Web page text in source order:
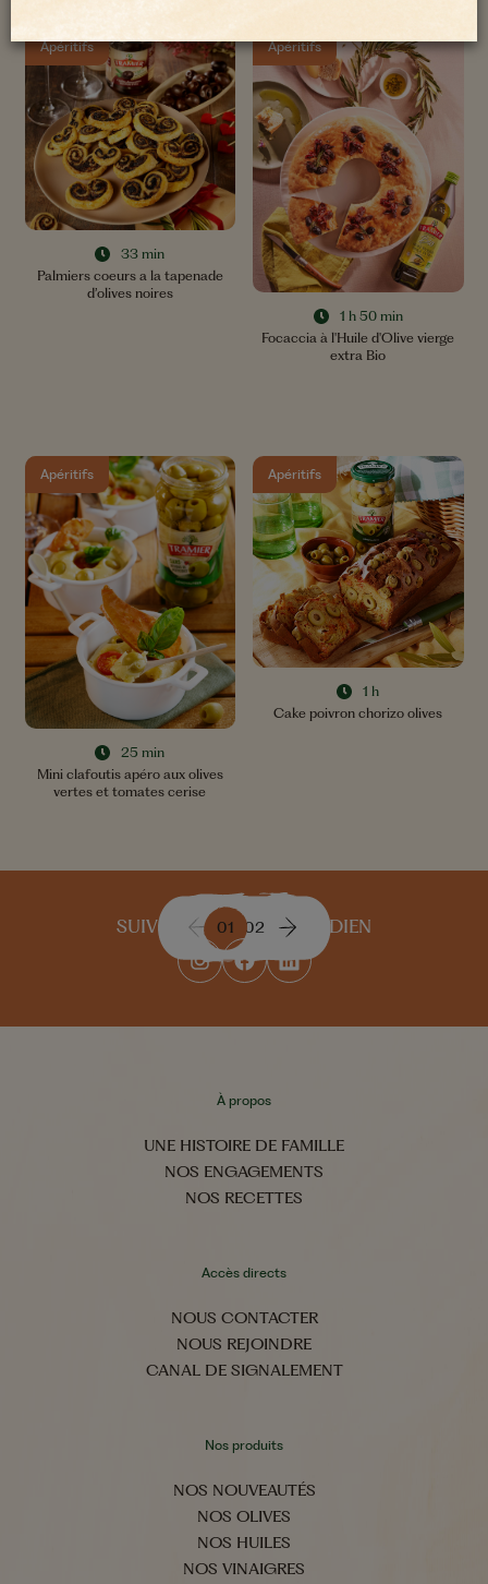
Apéritifs
33 min
Palmiers coeurs a la tapenade
d’olives noires
Apéritifs
1 h 50 min
Focaccia à l'Huile d'Olive vierge
extra Bio
Apéritifs
25 min
Mini clafoutis apéro aux olives
vertes et tomates cerise
Apéritifs
1 h
Cake poivron chorizo olives
01 02
SUIVEZ-NOUS AU QUOTIDIEN
À propos
UNE HISTOIRE DE FAMILLE
NOS ENGAGEMENTS
NOS RECETTES
Accès directs
NOUS CONTACTER
NOUS REJOINDRE
CANAL DE SIGNALEMENT
Nos produits
NOS NOUVEAUTÉS
NOS OLIVES
NOS HUILES
NOS VINAIGRES